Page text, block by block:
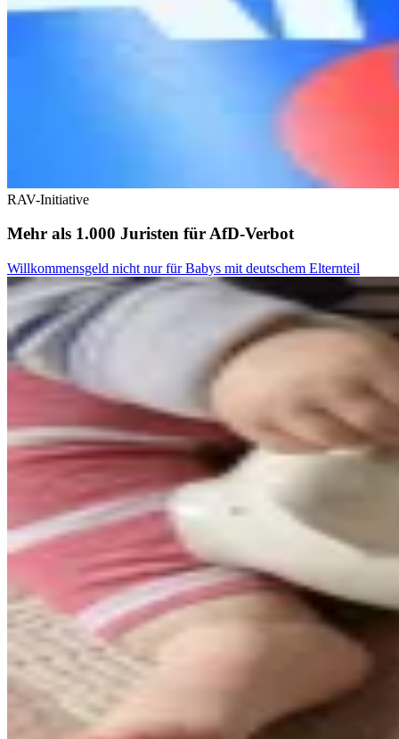
RAV-Initiative
Mehr als 1.000 Juristen für AfD-Verbot
Willkommensgeld nicht nur für Babys mit deutschem Elternteil